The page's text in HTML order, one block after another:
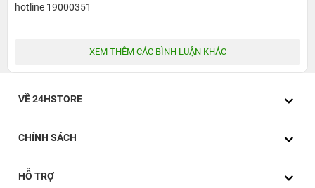
hotline 19000351
XEM THÊM CÁC BÌNH LUẬN KHÁC
VỀ 24HSTORE
CHÍNH SÁCH
HỖ TRỢ